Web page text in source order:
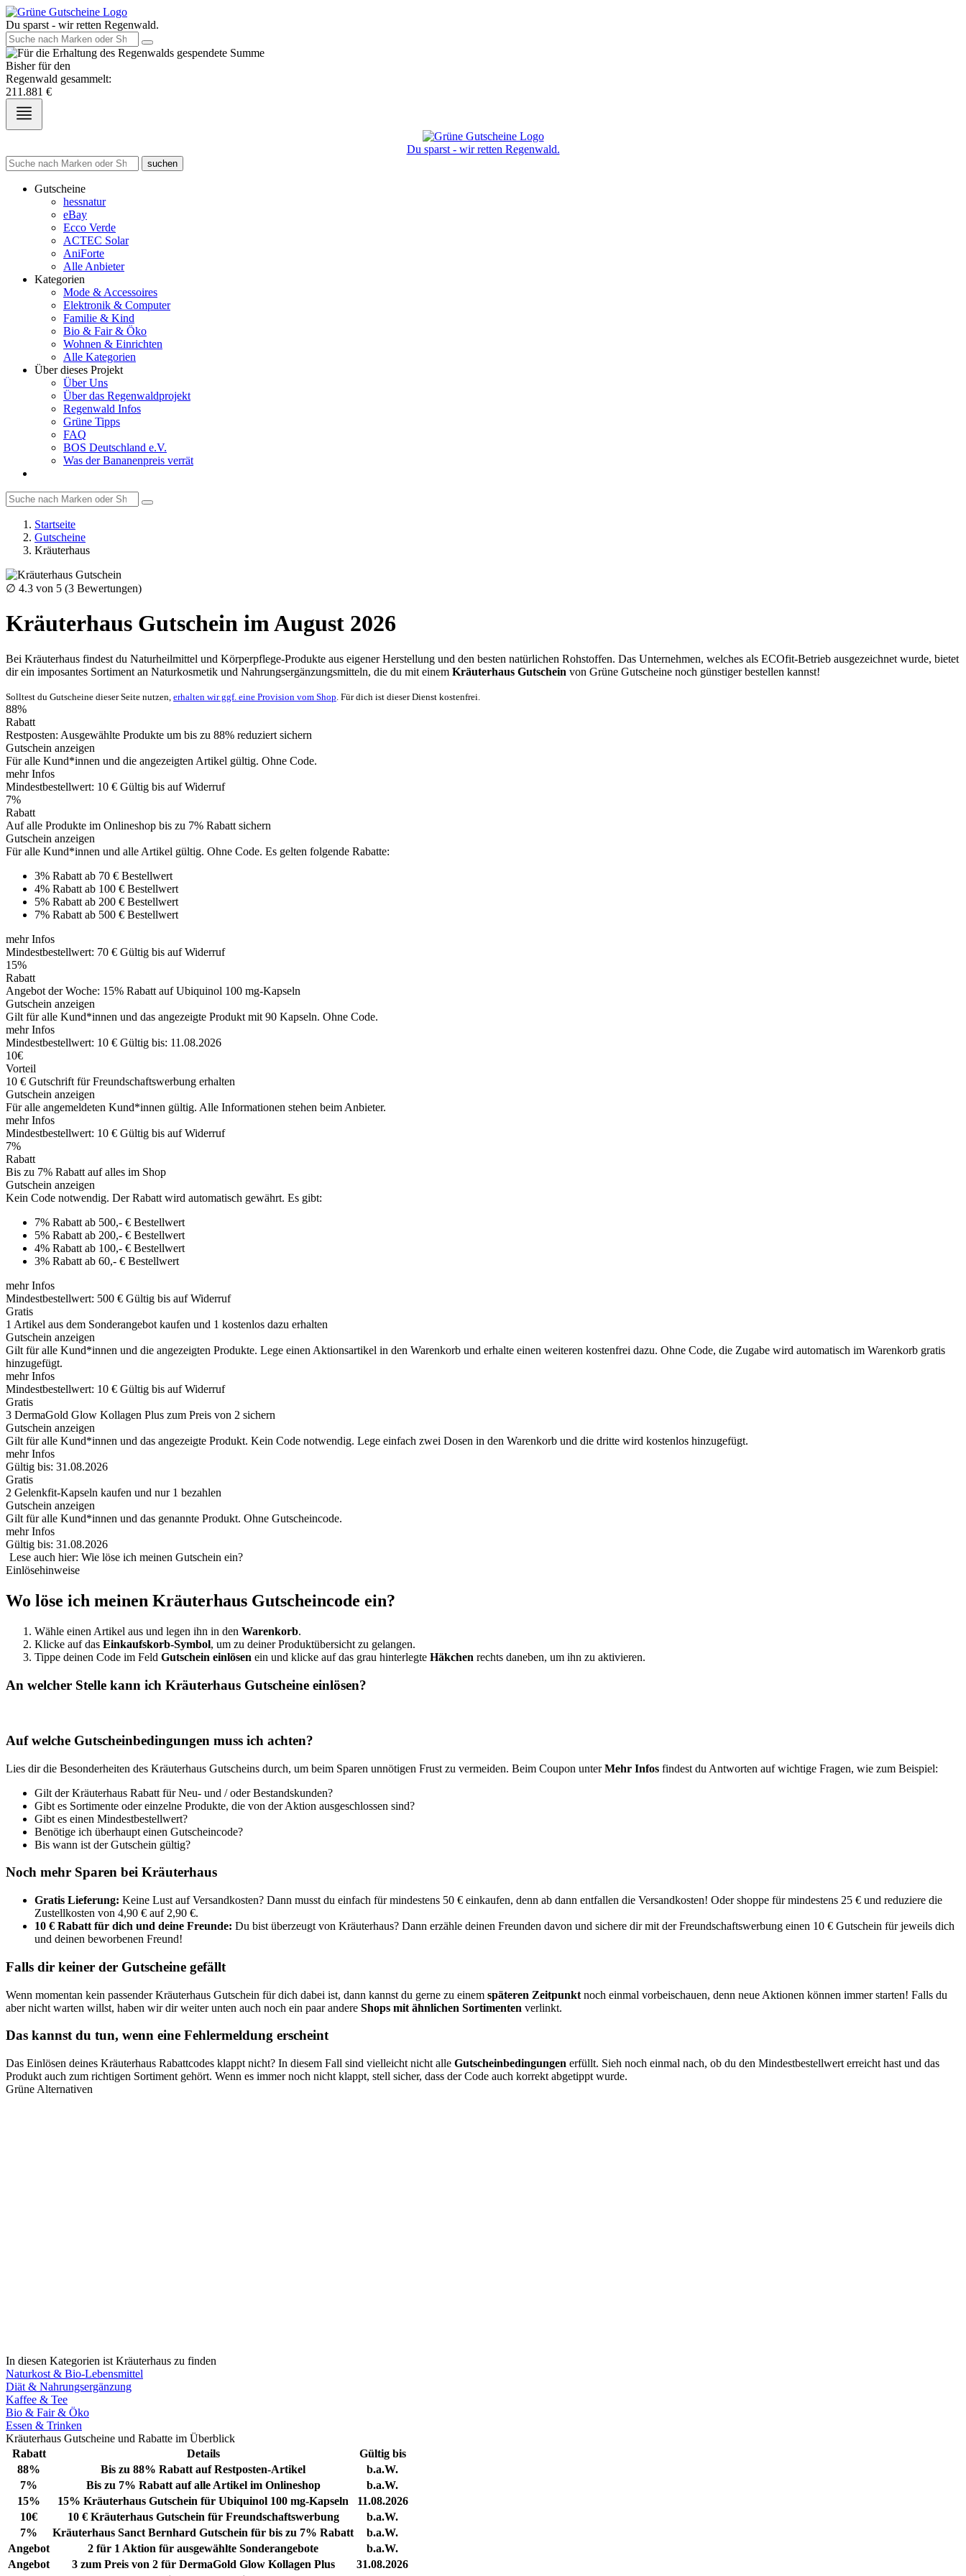
Du sparst - wir retten Regenwald.
Bisher für den
Regenwald gesammelt:
211.881 €
Du sparst - wir retten Regenwald.
suchen
Gutscheine
hessnatur
eBay
Ecco Verde
ACTEC Solar
AniForte
Alle Anbieter
Kategorien
Mode & Accessoires
Elektronik & Computer
Familie & Kind
Bio & Fair & Öko
Wohnen & Einrichten
Alle Kategorien
Über dieses Projekt
Über Uns
Über das Regenwaldprojekt
Regenwald Infos
Grüne Tipps
FAQ
BOS Deutschland e.V.
Was der Bananenpreis verrät
Startseite
Gutscheine
Kräuterhaus
∅ 4.3 von 5 (3 Bewertungen)
Kräuterhaus Gutschein im August 2026
Bei Kräuterhaus findest du Naturheilmittel und Körperpflege-Produkte aus eigener Herstellung und den besten natürlichen Rohstoffen. Das Unternehmen, welches als ECOfit-Betrieb ausgezeichnet wurde, bietet
dir ein imposantes Sortiment an Naturkosmetik und Nahrungsergänzungsmitteln, die du mit einem Kräuterhaus Gutschein von Grüne Gutscheine noch günstiger bestellen kannst!
Solltest du Gutscheine dieser Seite nutzen, erhalten wir ggf. eine Provision vom Shop . Für dich ist dieser Dienst kostenfrei.
88%
Rabatt
Restposten: Ausgewählte Produkte um bis zu 88% reduziert sichern
Gutschein anzeigen
Für alle Kund*innen und die angezeigten Artikel gültig. Ohne Code.
mehr Infos
Mindestbestellwert: 10 € Gültig bis auf Widerruf
7%
Rabatt
Auf alle Produkte im Onlineshop bis zu 7% Rabatt sichern
Gutschein anzeigen
Für alle Kund*innen und alle Artikel gültig. Ohne Code. Es gelten folgende Rabatte:
3% Rabatt ab 70 € Bestellwert
4% Rabatt ab 100 € Bestellwert
5% Rabatt ab 200 € Bestellwert
7% Rabatt ab 500 € Bestellwert
mehr Infos
Mindestbestellwert: 70 € Gültig bis auf Widerruf
15%
Rabatt
Angebot der Woche: 15% Rabatt auf Ubiquinol 100 mg-Kapseln
Gutschein anzeigen
Gilt für alle Kund*innen und das angezeigte Produkt mit 90 Kapseln. Ohne Code.
mehr Infos
Mindestbestellwert: 10 € Gültig bis: 11.08.2026
10€
Vorteil
10 € Gutschrift für Freundschaftswerbung erhalten
Gutschein anzeigen
Für alle angemeldeten Kund*innen gültig. Alle Informationen stehen beim Anbieter.
mehr Infos
Mindestbestellwert: 10 € Gültig bis auf Widerruf
7%
Rabatt
Bis zu 7% Rabatt auf alles im Shop
Gutschein anzeigen
Kein Code notwendig. Der Rabatt wird automatisch gewährt. Es gibt:
7% Rabatt ab 500,- € Bestellwert
5% Rabatt ab 200,- € Bestellwert
4% Rabatt ab 100,- € Bestellwert
3% Rabatt ab 60,- € Bestellwert
mehr Infos
Mindestbestellwert: 500 € Gültig bis auf Widerruf
Gratis
1 Artikel aus dem Sonderangebot kaufen und 1 kostenlos dazu erhalten
Gutschein anzeigen
Gilt für alle Kund*innen und die angezeigten Produkte. Lege einen Aktionsartikel in den Warenkorb und erhalte einen weiteren kostenfrei dazu. Ohne Code, die Zugabe wird automatisch im Warenkorb gratis
hinzugefügt.
mehr Infos
Mindestbestellwert: 10 € Gültig bis auf Widerruf
Gratis
3 DermaGold Glow Kollagen Plus zum Preis von 2 sichern
Gutschein anzeigen
Gilt für alle Kund*innen und das angezeigte Produkt. Kein Code notwendig. Lege einfach zwei Dosen in den Warenkorb und die dritte wird kostenlos hinzugefügt.
mehr Infos
Gültig bis: 31.08.2026
Gratis
2 Gelenkfit-Kapseln kaufen und nur 1 bezahlen
Gutschein anzeigen
Gilt für alle Kund*innen und das genannte Produkt. Ohne Gutscheincode.
mehr Infos
Gültig bis: 31.08.2026
Lese auch hier: Wie löse ich meinen Gutschein ein?
Einlösehinweise
Wo löse ich meinen Kräuterhaus Gutscheincode ein?
Wähle einen Artikel aus und legen ihn in den Warenkorb.
Klicke auf das Einkaufskorb-Symbol, um zu deiner Produktübersicht zu gelangen.
Tippe deinen Code im Feld Gutschein einlösen ein und klicke auf das grau hinterlegte Häkchen rechts daneben, um ihn zu aktivieren.
An welcher Stelle kann ich Kräuterhaus Gutscheine einlösen?
Auf welche Gutscheinbedingungen muss ich achten?
Lies dir die Besonderheiten des Kräuterhaus Gutscheins durch, um beim Sparen unnötigen Frust zu vermeiden. Beim Coupon unterMehr Infos findest du Antworten auf wichtige Fragen, wie zum Beispiel:
Gilt der Kräuterhaus Rabatt für Neu- und / oder Bestandskunden?
Gibt es Sortimente oder einzelne Produkte, die von der Aktion ausgeschlossen sind?
Gibt es einen Mindestbestellwert?
Benötige ich überhaupt einen Gutscheincode?
Bis wann ist der Gutschein gültig?
Noch mehr Sparen bei Kräuterhaus
Gratis Lieferung: Keine Lust auf Versandkosten? Dann musst du einfach für mindestens 50 € einkaufen, denn ab dann entfallen die Versandkosten! Oder shoppe für mindestens 25 € und reduziere die
Zustellkosten von 4,90 € auf 2,90 €.
10 € Rabatt für dich und deine Freunde: Du bist überzeugt von Kräuterhaus? Dann erzähle deinen Freunden davon und sichere dir mit der Freundschaftswerbung einen 10 € Gutschein für jeweils dich
und deinen beworbenen Freund!
Falls dir keiner der Gutscheine gefällt
Wenn momentan kein passender Kräuterhaus Gutschein für dich dabei ist, dann kannst du gerne zu einem späteren Zeitpunkt noch einmal vorbeischauen, denn neue Aktionen können immer starten! Falls du
aber nicht warten willst, haben wir dir weiter unten auch noch ein paar andere Shops mit ähnlichen Sortimenten verlinkt.
Das kannst du tun, wenn eine Fehlermeldung erscheint
Das Einlösen deines Kräuterhaus Rabattcodes klappt nicht? In diesem Fall sind vielleicht nicht alle Gutscheinbedingungen erfüllt. Sieh noch einmal nach, ob du den Mindestbestellwert erreicht hast und das
Produkt auch zum richtigen Sortiment gehört. Wenn es immer noch nicht klappt, stell sicher, dass der Code auch korrekt abgetippt wurde.
Grüne Alternativen
In diesen Kategorien ist Kräuterhaus zu finden
Naturkost & Bio-Lebensmittel
Diät & Nahrungsergänzung
Kaffee & Tee
Bio & Fair & Öko
Essen & Trinken
Kräuterhaus Gutscheine und Rabatte im Überblick
Rabatt
Details
Gültig bis
88%
Bis zu 88% Rabatt auf Restposten-Artikel
b.a.W.
7%
Bis zu 7% Rabatt auf alle Artikel im Onlineshop
b.a.W.
15%
15% Kräuterhaus Gutschein für Ubiquinol 100 mg-Kapseln
11.08.2026
10€
10 € Kräuterhaus Gutschein für Freundschaftswerbung
b.a.W.
7%
Kräuterhaus Sanct Bernhard Gutschein für bis zu 7% Rabatt
b.a.W.
Angebot
2 für 1 Aktion für ausgewählte Sonderangebote
b.a.W.
Angebot
3 zum Preis von 2 für DermaGold Glow Kollagen Plus
31.08.2026